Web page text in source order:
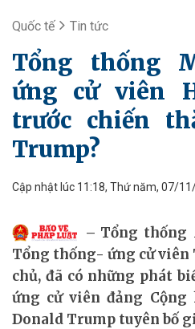
Quốc tế Tin tức
Tổng thống
ứng cử viên
trước chiến
Trump?
Cập nhật lúc 11:18, Thứ năm, 07/
Tổng thống
Tổng thống- ứng cử viên
chủ, đã có những phát
ứng cử viên đảng Cộng
Donald Trump tuyên bố